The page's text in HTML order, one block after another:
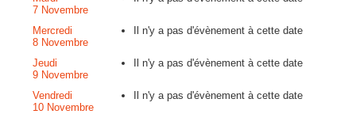
7 Novembre
Mercredi
8 Novembre
Il n'y a pas d'évènement à cette date
Jeudi
9 Novembre
Il n'y a pas d'évènement à cette date
Vendredi
10 Novembre
Il n'y a pas d'évènement à cette date